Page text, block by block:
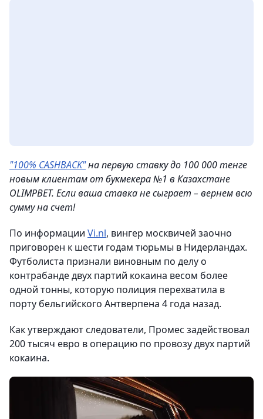
"100% CASHBACK"на первую ставку до 100 000 тенге
новым клиентам от букмекера №1 в Казахстане
OLIMPBET. Если ваша ставка не сыграет – вернем всю
сумму на счeт!
По информации Vi.nl, вингер москвичей заочно
приговорен к шести годам тюрьмы в Нидерландах.
Футболиста признали виновным по делу о
контрабанде двух партий кокаина весом более
одной тонны, которую полиция перехватила в
порту бельгийского Антверпена 4 года назад.
Как утверждают следователи, Промес задействовал
200 тысяч евро в операцию по провозу двух партий
кокаина.